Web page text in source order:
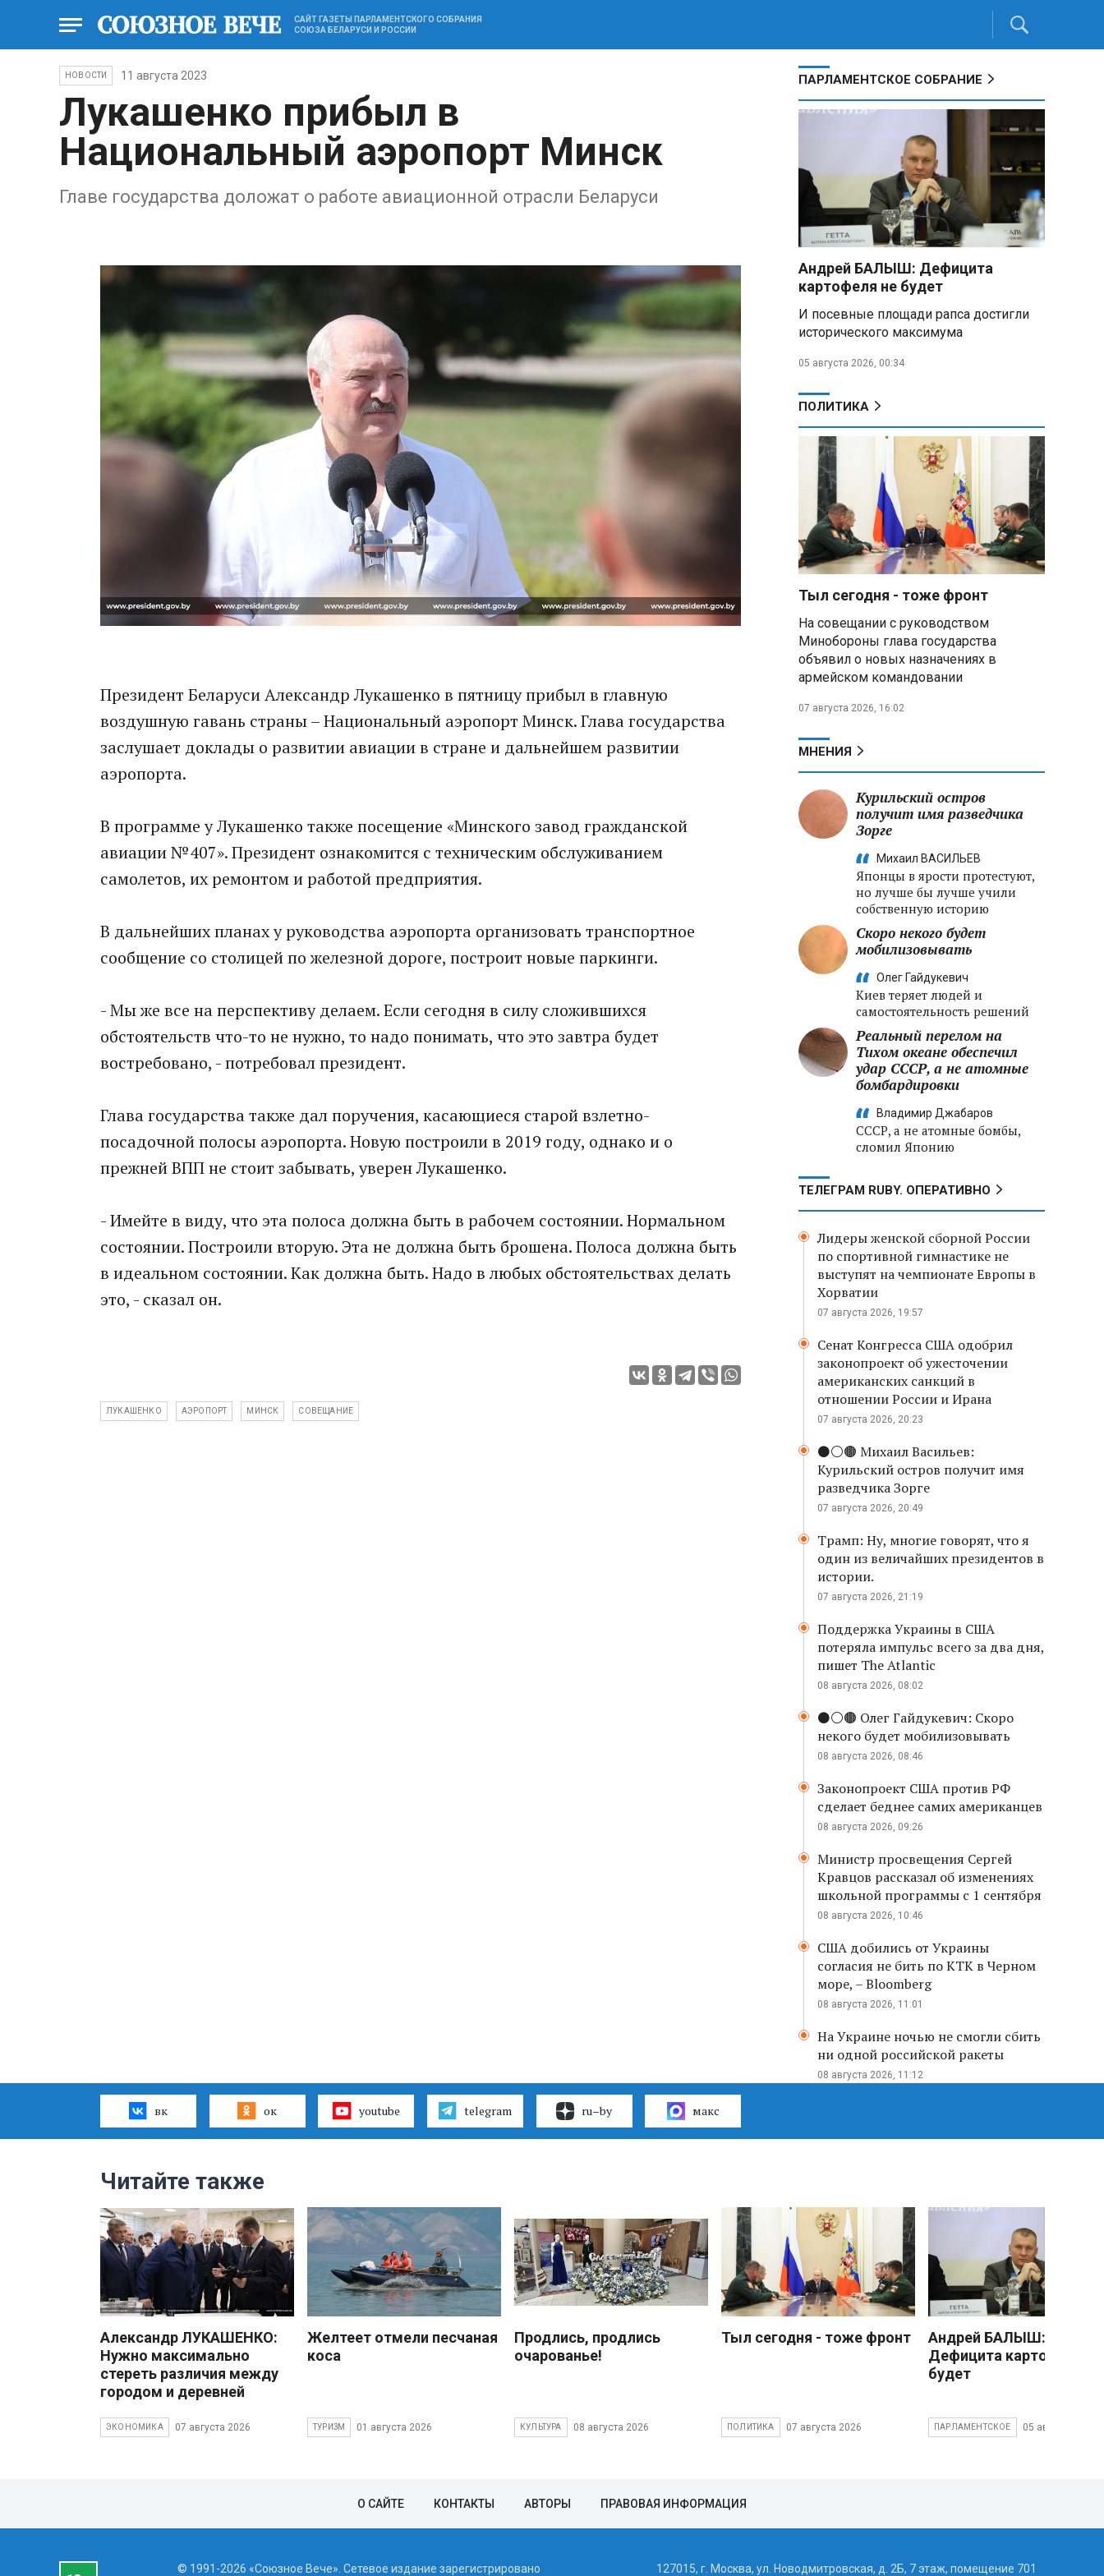
САЙТ ГАЗЕТЫ ПАРЛАМЕНТСКОГО СОБРАНИЯ
СОЮЗА БЕЛАРУСИ И РОССИИ
НОВОСТИ 11 августа 2023
Лукашенко прибыл в
Национальный аэропорт Минск
Главе государства доложат о работе авиационной отрасли Беларуси
Президент Беларуси Александр Лукашенко в пятницу прибыл в главную
воздушную гавань страны – Национальный аэропорт Минск. Глава государства
заслушает доклады о развитии авиации в стране и дальнейшем развитии
аэропорта.
В программе у Лукашенко также посещение «Минского завод гражданской
авиации №407». Президент ознакомится с техническим обслуживанием
самолетов, их ремонтом и работой предприятия.
В дальнейших планах у руководства аэропорта организовать транспортное
сообщение со столицей по железной дороге, построит новые паркинги.
- Мы же все на перспективу делаем. Если сегодня в силу сложившихся
обстоятельств что-то не нужно, то надо понимать, что это завтра будет
востребовано, - потребовал президент.
Глава государства также дал поручения, касающиеся старой взлетно-
посадочной полосы аэропорта. Новую построили в 2019 году, однако и о
прежней ВПП не стоит забывать, уверен Лукашенко.
- Имейте в виду, что эта полоса должна быть в рабочем состоянии. Нормальном
состоянии. Построили вторую. Эта не должна быть брошена. Полоса должна быть
в идеальном состоянии. Как должна быть. Надо в любых обстоятельствах делать
это, - сказал он.
ЛУКАШЕНКО АЭРОПОРТ МИНСК СОВЕЩАНИЕ
ПАРЛАМЕНТСКОЕ СОБРАНИЕ
Андрей БАЛЫШ: Дефицита
картофеля не будет
И посевные площади рапса достигли
исторического максимума
05 августа 2026, 00:34
ПОЛИТИКА
Тыл сегодня - тоже фронт
На совещании с руководством
Минобороны глава государства
объявил о новых назначениях в
армейском командовании
07 августа 2026, 16:02
МНЕНИЯ
Курильский остров
получит имя разведчика
Зорге
Михаил ВАСИЛЬЕВ
Японцы в ярости протестуют,
но лучше бы лучше учили
собственную историю
Скоро некого будет
мобилизовывать
Олег Гайдукевич
Киев теряет людей и
самостоятельность решений
Реальный перелом на
Тихом океане обеспечил
удар СССР, а не атомные
бомбардировки
Владимир Джабаров
СССР, а не атомные бомбы,
сломил Японию
ТЕЛЕГРАМ RUBY. ОПЕРАТИВНО
Лидеры женской сборной России
по спортивной гимнастике не
выступят на чемпионате Европы в
Хорватии
07 августа 2026, 19:57
Сенат Конгресса США одобрил
законопроект об ужесточении
американских санкций в
отношении России и Ирана
07 августа 2026, 20:23
⚫️⚪️🟤 Михаил Васильев:
Курильский остров получит имя
разведчика Зорге
07 августа 2026, 20:49
Трамп: Ну, многие говорят, что я
один из величайших президентов в
истории.
07 августа 2026, 21:19
Поддержка Украины в США
потеряла импульс всего за два дня,
пишет The Atlantic
08 августа 2026, 08:02
⚫️⚪️🟤 Олег Гайдукевич: Скоро
некого будет мобилизовывать
08 августа 2026, 08:46
Законопроект США против РФ
сделает беднее самих американцев
08 августа 2026, 09:26
Министр просвещения Сергей
Кравцов рассказал об изменениях
школьной программы с 1 сентября
08 августа 2026, 10:46
США добились от Украины
согласия не бить по КТК в Черном
море, – Bloomberg
08 августа 2026, 11:01
На Украине ночью не смогли сбить
ни одной российской ракеты
08 августа 2026, 11:12
вк ок youtube telegram ru–by макс
Читайте также
Александр ЛУКАШЕНКО:
Нужно максимально
стереть различия между
городом и деревней
ЭКОНОМИКА 07 августа 2026
Желтеет отмели песчаная
коса
ТУРИЗМ 01 августа 2026
Продлись, продлись
очарованье!
КУЛЬТУРА 08 августа 2026
Тыл сегодня - тоже фронт
ПОЛИТИКА 07 августа 2026
Андрей БАЛЫШ:
Дефицита картофеля не
будет
ПАРЛАМЕНТСКОЕ 05 августа 2026
О САЙТЕ КОНТАКТЫ АВТОРЫ ПРАВОВАЯ ИНФОРМАЦИЯ
© 1991-2026 «Союзное Вече». Сетевое издание зарегистрировано 127015, г. Москва, ул. Новодмитровская, д. 2Б, 7 этаж, помещение 701